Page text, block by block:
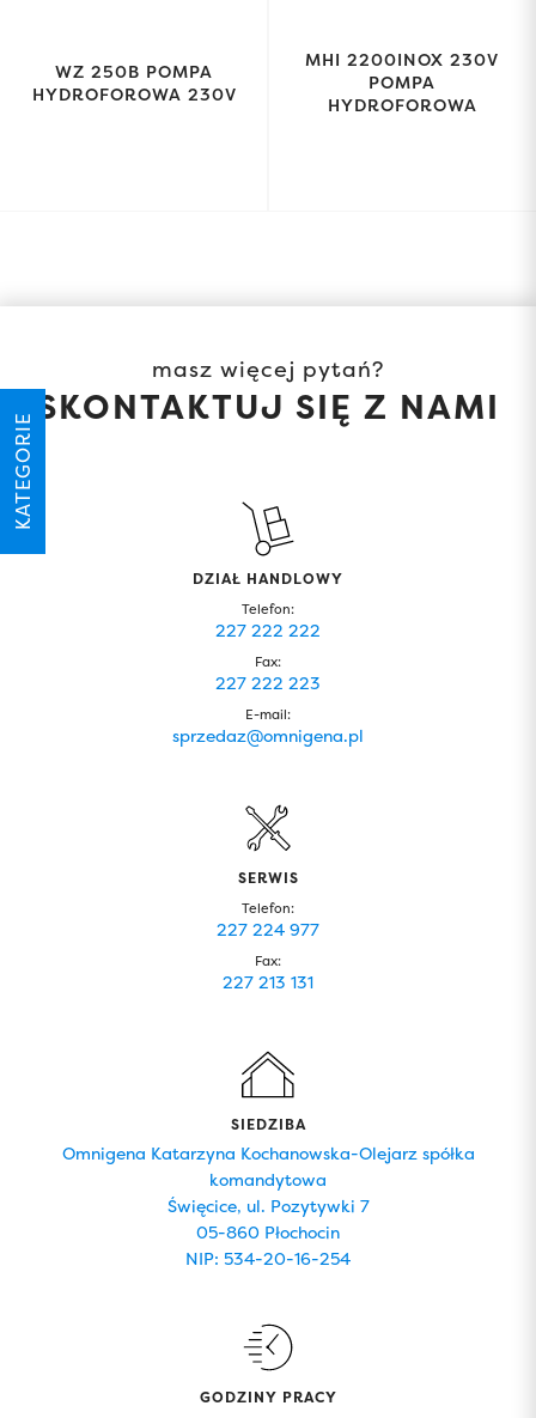
KATEGORIE
WZ 250B POMPA
HYDROFOROWA 230V
MHI 2200INOX 230V
POMPA
HYDROFOROWA
masz więcej pytań?
SKONTAKTUJ SIĘ Z NAMI
DZIAŁ HANDLOWY
Telefon:
227 222 222
Fax:
227 222 223
E-mail:
sprzedaz@omnigena.pl
SERWIS
Telefon:
227 224 977
Fax:
227 213 131
SIEDZIBA
Omnigena Katarzyna Kochanowska-Olejarz spółka
komandytowa
Święcice, ul. Pozytywki 7
05-860 Płochocin
NIP: 534-20-16-254
GODZINY PRACY